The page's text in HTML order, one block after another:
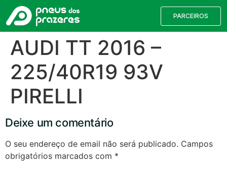
PARCEIROS
AUDI TT 2016 –
225/40R19 93V
PIRELLI
Deixe um comentário
O seu endereço de email não será publicado. Campos
obrigatórios marcados com *
Válvulas TPMS